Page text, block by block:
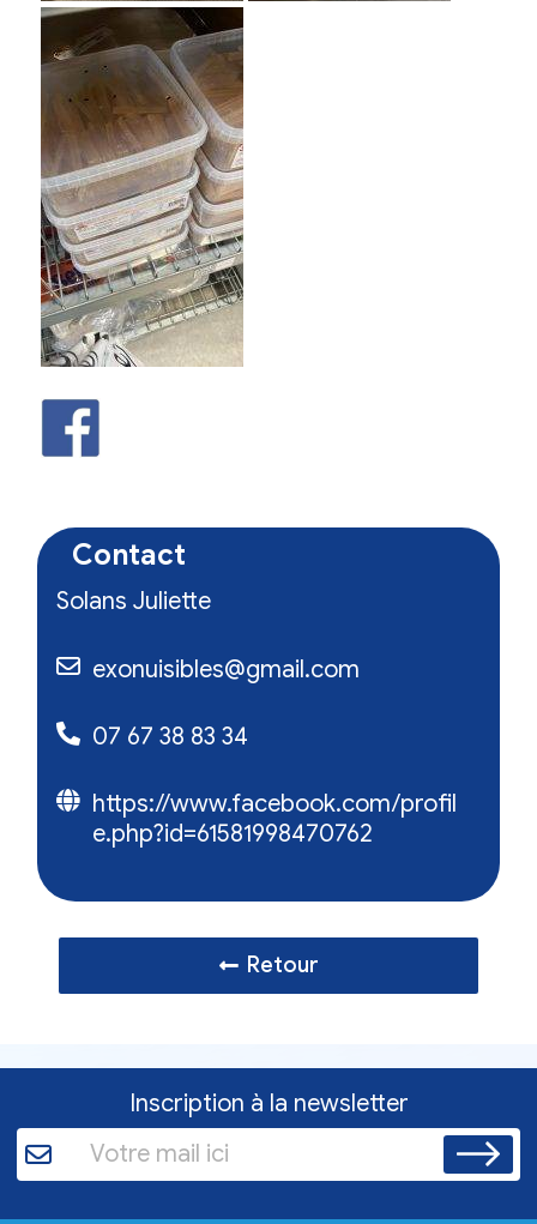
Contact
Solans Juliette
exonuisibles@gmail.com
07 67 38 83 34
https://www.facebook.com/profil
e.php?id=61581998470762
Retour
Inscription à la newsletter